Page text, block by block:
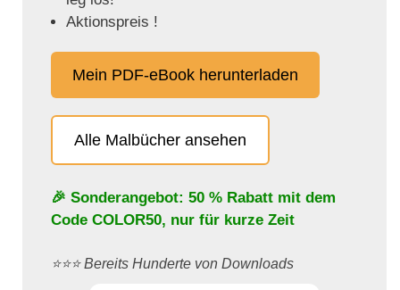
Aktionspreis !
Mein PDF-eBook herunterladen
Alle Malbücher ansehen
🎉 Sonderangebot: 50 % Rabatt mit dem
Code COLOR50, nur für kurze Zeit
⭐️⭐️⭐️ Bereits Hunderte von Downloads